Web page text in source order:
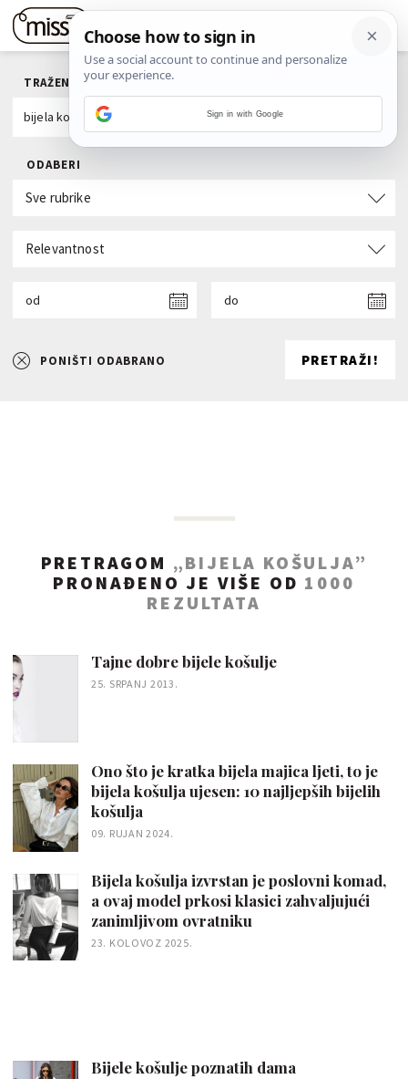
TRAŽENI POJAM
ODABERI
Sve rubrike
Relevantnost
od do
PONIŠTI ODABRANO PRETRAŽI!
PRETRAGOM „BIJELA KOŠULJA”
PRONAĐENO JE VIŠE OD 1000
REZULTATA
Tajne dobre bijele košulje
25. SRPANJ 2013.
Ono što je kratka bijela majica ljeti, to je
bijela košulja ujesen: 10 najljepših bijelih
košulja
09. RUJAN 2024.
Bijela košulja izvrstan je poslovni komad,
a ovaj model prkosi klasici zahvaljujući
zanimljivom ovratniku
23. KOLOVOZ 2025.
Bijele košulje poznatih dama
Sign in with Google